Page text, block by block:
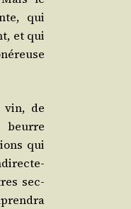
qui
et qui
vin, de
qui
sec­